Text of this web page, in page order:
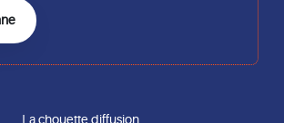
La chouette diffusion